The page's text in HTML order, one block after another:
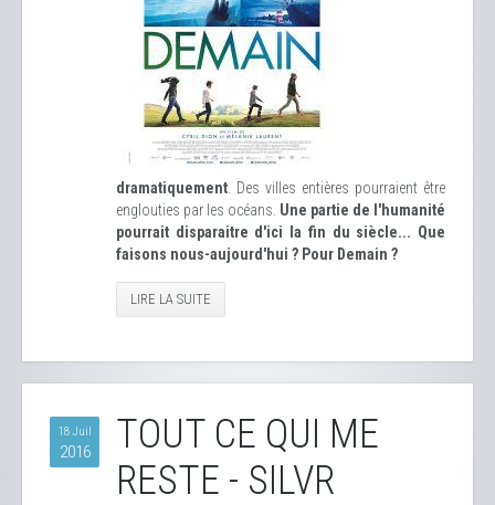
dramatiquement . Des villes entières pourraient être
englouties par les océans. Une partie de l'humanité
pourrait disparaitre d'ici la fin du siècle... Que
faisons nous-aujourd'hui ? Pour Demain ?
LIRE LA SUITE
18 Juil
2016
TOUT CE QUI ME
RESTE - SILVR